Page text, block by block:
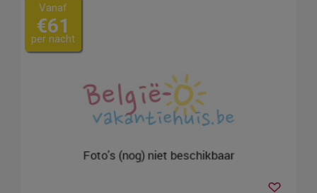
Vanaf
€61
per nacht